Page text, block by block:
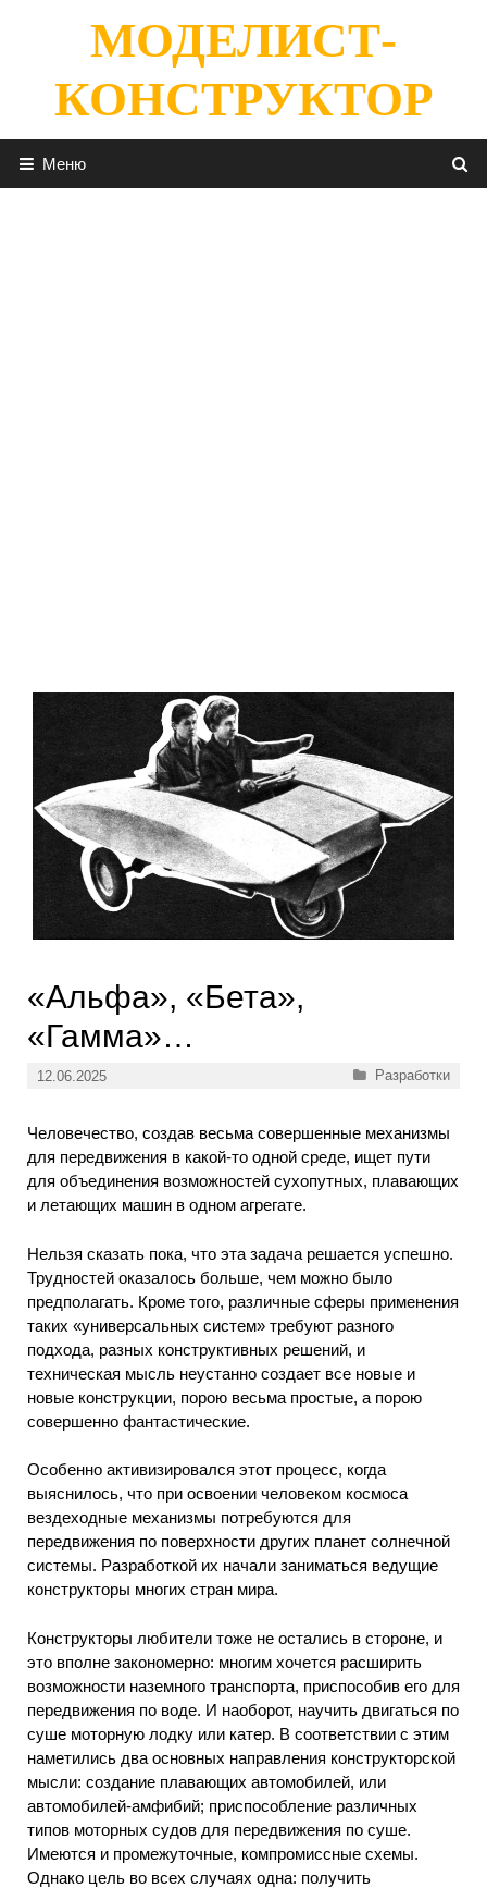
содержимомуМОДЕЛИСТ-
КОНСТРУКТОР
Меню
«Альфа», «Бета»,
«Гамма»…
12.06.2025 Рубрики
Разработки
Человечество, создав весьма совершенные механизмы
для передвижения в какой-то одной среде, ищет пути
для объединения возможностей сухопутных, плавающих
и летающих машин в одном агрегате.
Нельзя сказать пока, что эта задача решается успешно.
Трудностей оказалось больше, чем можно было
предполагать. Кроме того, различные сферы применения
таких «универсальных систем» требуют разного
подхода, разных конструктивных решений, и
техническая мысль неустанно создает все новые и
новые конструкции, порою весьма простые, а порою
совершенно фантастические.
Особенно активизировался этот процесс, когда
выяснилось, что при освоении человеком космоса
вездеходные механизмы потребуются для
передвижения по поверхности других планет солнечной
системы. Разработкой их начали заниматься ведущие
конструкторы многих стран мира.
Конструкторы любители тоже не остались в стороне, и
это вполне закономерно: многим хочется расширить
возможности наземного транспорта, приспособив его для
передвижения по воде. И наоборот, научить двигаться по
суше моторную лодку или катер. В соответствии с этим
наметились два основных направления конструкторской
мысли: создание плавающих автомобилей, или
автомобилей-амфибий; приспособление различных
типов моторных судов для передвижения по суше.
Имеются и промежуточные, компромиссные схемы.
Однако цель во всех случаях одна: получить